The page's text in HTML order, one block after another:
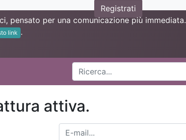
Registrati
pensato per una comunicazione più immediata.
link .
attiva.